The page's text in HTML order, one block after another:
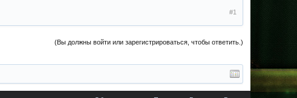
#1
(Вы должны войти или зарегистрироваться, чтобы ответить.)